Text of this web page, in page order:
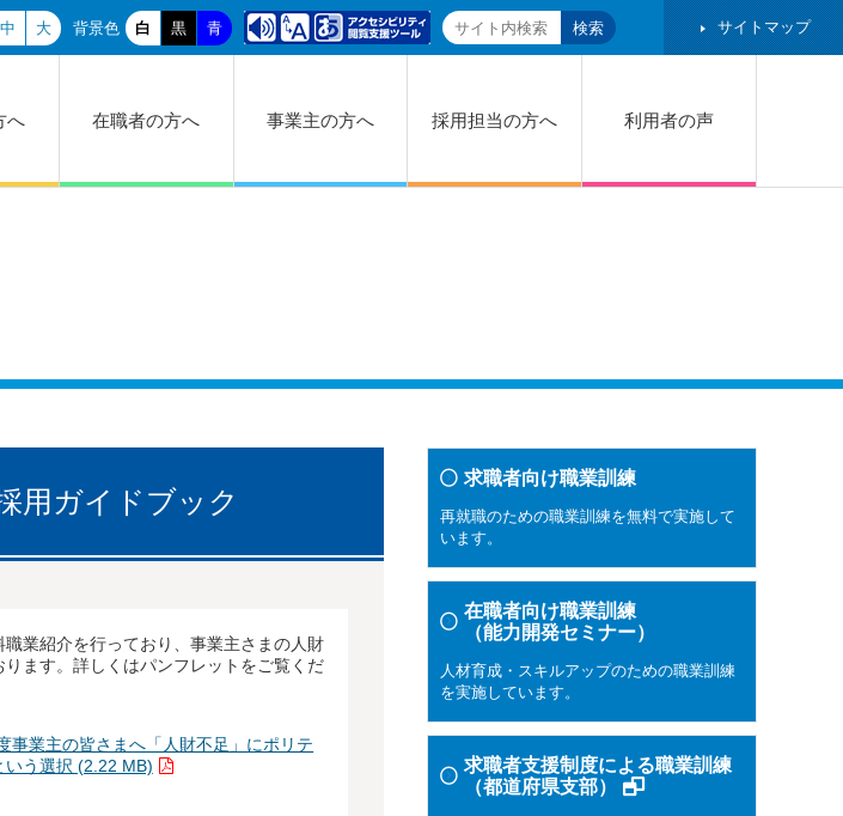
中 大 背景色 白 黒 青 サイトマップ
へ 在職者の方へ 事業主の方へ 採用担当の方へ 利用者の声
用ガイドブック
職業紹介を行っており、事業主さまの人財
ます。詳しくはパンフレットをご覧くだ
事業主の皆さまへ「人財不足」にポリテ
いう選択 (2.22 MB)
求職者向け職業訓練
再就職のための職業訓練を無料で実施して
います。
在職者向け職業訓練
（能力開発セミナー）
人材育成・スキルアップのための職業訓練
を実施しています。
求職者支援制度による職業訓練
（都道府県支部）